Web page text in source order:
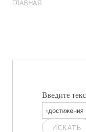
ГЛАВНАЯ
Введите
ИСКАТЬ